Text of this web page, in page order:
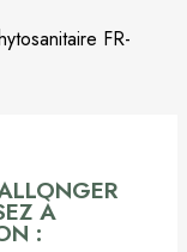
FR-
À
: